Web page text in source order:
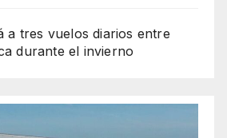
a tres vuelos diarios entre
durante el invierno